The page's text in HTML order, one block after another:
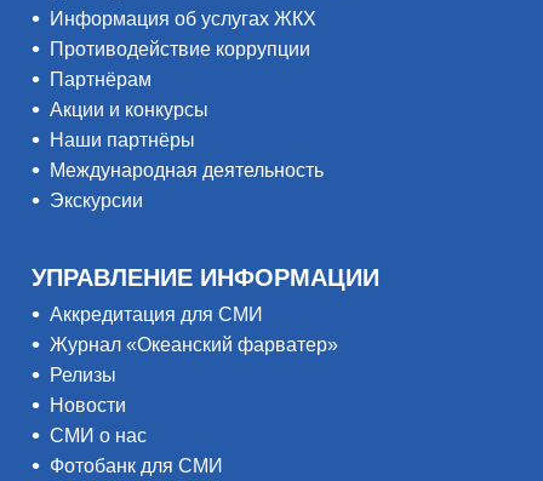
Информация об услугах ЖКХ
Противодействие коррупции
Партнёрам
Акции и конкурсы
Наши партнёры
Международная деятельность
Экскурсии
УПРАВЛЕНИЕ ИНФОРМАЦИИ
Аккредитация для СМИ
Журнал «Океанский фарватер»
Релизы
Новости
СМИ о нас
Фотобанк для СМИ